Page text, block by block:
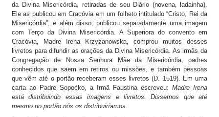
da Divina Misericórdia, retiradas de seu Diário (novena, ladainha).
Ele as publicou em Cracóvia em um folheto intitulado “Cristo, Rei da
Misericórdia”, e além disso, publicou separadamente uma imagem
com Terço da Divina Misericórdia. A Superiora do convento em
Cracóvia, Madre Irena Krzyżanowska, comprou muitos desses
livretos para difundir as orações da Divina Misericórdia. As irmãs da
Congregação de Nossa Senhora Mãe da Misericórdia, padres
conhecidos que saem em retiros ou missões, e também pessoas
que vêm até o portão receberam esses livretos (D. 1519). Em uma
carta ao Padre Sopoćko, a Irmã Faustina escreveu: Madre Irena
está distribuindo essas imagens e livretos. Dissemos que até
mesmo no portão nós os distribuiríamos.